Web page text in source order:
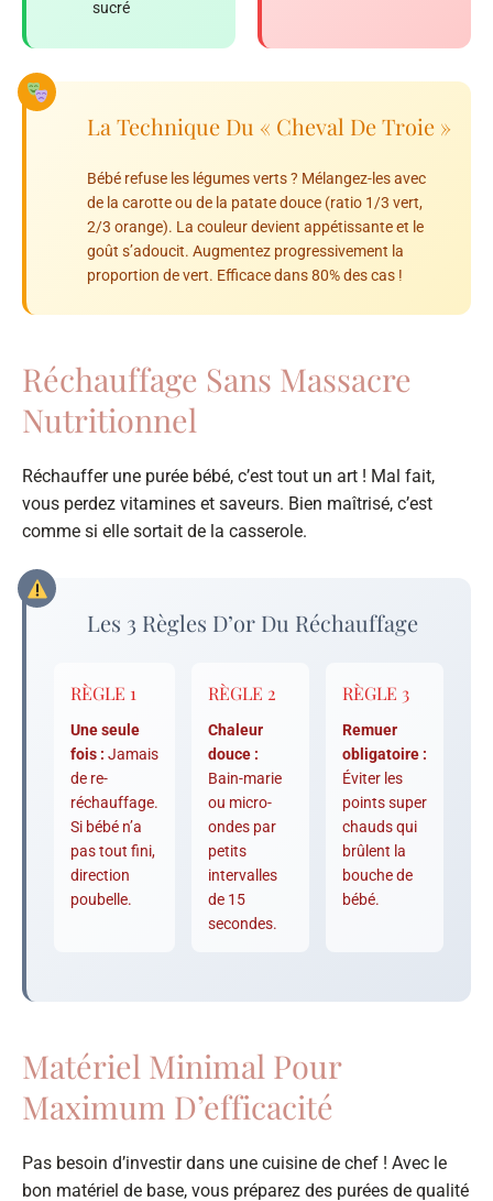
sucré
La Technique Du « Cheval De Troie »
Bébé refuse les légumes verts ? Mélangez-les avec
de la carotte ou de la patate douce (ratio 1/3 vert,
2/3 orange). La couleur devient appétissante et le
goût s’adoucit. Augmentez progressivement la
proportion de vert. Efficace dans 80% des cas !
Réchauffage Sans Massacre
Nutritionnel
Réchauffer une purée bébé, c’est tout un art ! Mal fait,
vous perdez vitamines et saveurs. Bien maîtrisé, c’est
comme si elle sortait de la casserole.
Les 3 Règles D’or Du Réchauffage
RÈGLE 1
Une seule
fois : Jamais
de re-
réchauffage.
Si bébé n’a
pas tout fini,
direction
poubelle.
RÈGLE 2
Chaleur
douce :
Bain-marie
ou micro-
ondes par
petits
intervalles
de 15
secondes.
RÈGLE 3
Remuer
obligatoire :
Éviter les
points super
chauds qui
brûlent la
bouche de
bébé.
Matériel Minimal Pour
Maximum D’efficacité
Pas besoin d’investir dans une cuisine de chef ! Avec le
bon matériel de base, vous préparez des purées de qualité